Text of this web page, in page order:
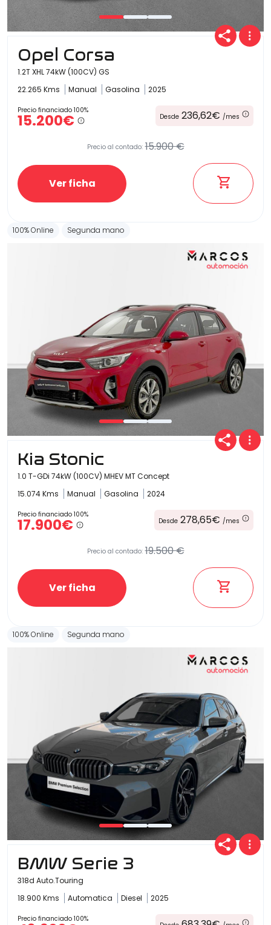
Opel Corsa
1.2T XHL 74kW (100CV) GS
22.265 Kms
Manual Gasolina 2025
Precio financiado 100%
15.200€ Desde 236,62€ /mes
Precio al contado: 15.900 €
Ver ficha
100% Online Segunda mano
Kia Stonic
1.0 T-GDi 74kW (100CV) MHEV MT Concept
15.074 Kms
Manual Gasolina 2024
Precio financiado 100%
17.900€ Desde 278,65€ /mes
Precio al contado: 19.500 €
Ver ficha
100% Online Segunda mano
BMW Serie 3
318d Auto.Touring
18.900 Kms
Automatica Diesel 2025
Precio financiado 100%